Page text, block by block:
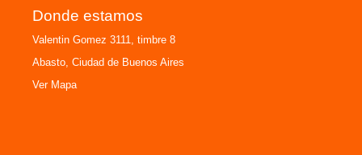
Donde estamos
Valentin Gomez 3111, timbre 8
Abasto, Ciudad de Buenos Aires
Ver Mapa